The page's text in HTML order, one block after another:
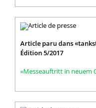
Article paru dans
Édition 5/2017
«Messeauftritt in neuem